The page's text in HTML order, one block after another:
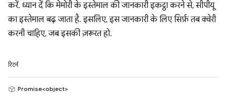
करें. ध्यान दें कि मेमोरी के इस्तेमाल की जानकारी इकट्ठा करने से, सीपीयू
का इस्तेमाल बढ़ जाता है. इसलिए, इस जानकारी के लिए सिर्फ़ तब क्वेरी
करनी चाहिए, जब इसकी ज़रूरत हो.
रिटर्न
Promise<object>